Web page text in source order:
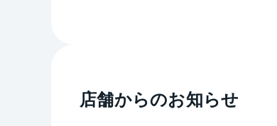
店舗からのお知らせ